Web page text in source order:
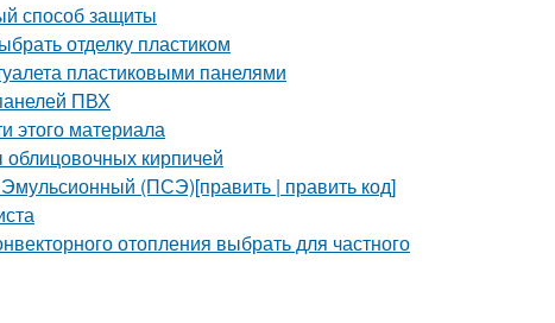
способ защиты
отделку пластиком
пластиковыми панелями
ПВХ
этого материала
кирпичей
(ПСЭ)[править | править код]
отопления выбрать для частного